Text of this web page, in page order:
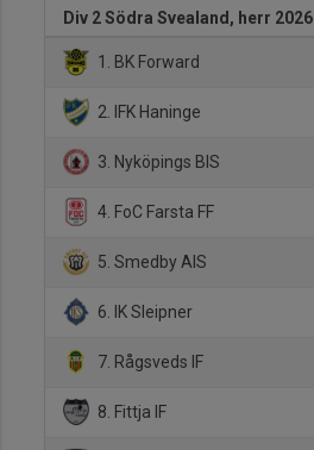
Div 2 Södra Svealand, herr 2026
1. BK Forward
2. IFK Haninge
3. Nyköpings BIS
4. FoC Farsta FF
5. Smedby AIS
6. IK Sleipner
7. Rågsveds IF
8. Fittja IF